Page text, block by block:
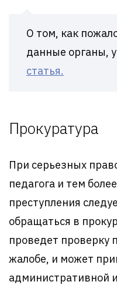
О том, как
данные органы,
статья.
Прокуратура
При серьезных
педагога и тем
преступления
обращаться в
проведет проверку
жалобе, и может
административной